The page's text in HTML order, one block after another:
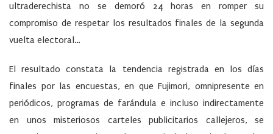
ultraderechista no se demoró 24 horas en romper su
compromiso de respetar los resultados finales de la segunda
vuelta electoral…
El resultado constata la tendencia registrada en los días
finales por las encuestas, en que Fujimori, omnipresente en
periódicos, programas de farándula e incluso indirectamente
en unos misteriosos carteles publicitarios callejeros, se